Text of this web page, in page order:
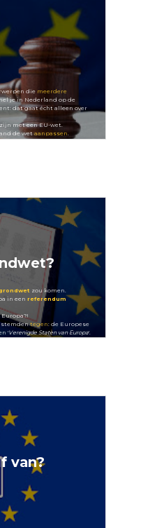
die meerdere
je in Nederland op de
dat gaat écht alleen over
zijn met een EU-wet.
de wetaanpassen.
zou komen.
in eenreferendum
stemdentegen: de Europese
'Verenigde Staten van Europa'.
van?